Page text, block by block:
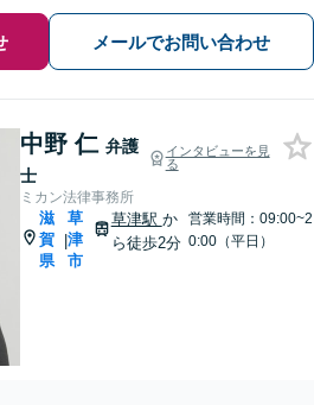
メールでお問い合わせ
中野 仁 弁護
士
インタビューを見
る
ミカン法律事務所
滋
賀
県
|
草
津
市
草津駅 か
ら徒歩2分
営業時間：09:00~2
0:00（平日）